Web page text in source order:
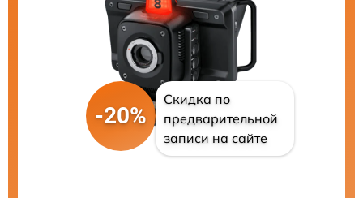
-20%
Скидка по
предварительной
записи на сайте